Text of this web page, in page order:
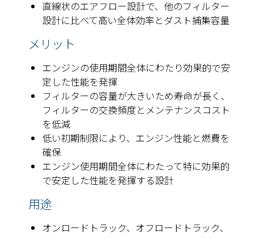
直線状のエアフロー設計で、他のフィルター
設計に比べて高い全体効率とダスト捕集容量
メリット
エンジンの使用期間全体にわたり効果的で安
定した性能を発揮
フィルターの容量が大きいため寿命が長く、
フィルターの交換頻度とメンテナンスコスト
を低減
低い初期制限により、エンジン性能と燃費を
確保
エンジン使用期間全体にわたって特に効果的
で安定した性能を発揮する設計
用途
オンロードトラック、オフロードトラック、